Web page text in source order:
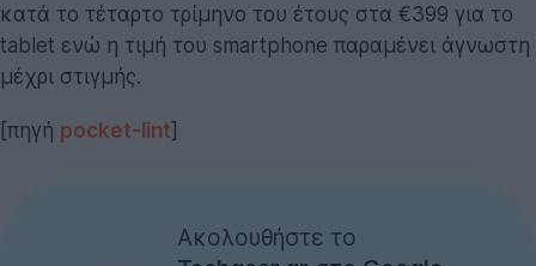
κατά το τέταρτο τρίμηνο του έτους στα €399 για το
tablet ενώ η τιμή του smartphone παραμένει άγνωστη
μέχρι στιγμής.
[πηγή pocket-lint]
Ακολουθήστε το